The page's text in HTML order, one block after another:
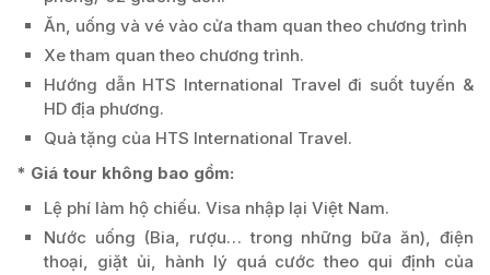
Ăn, uống và vé vào cửa tham quan theo chương trình
Xe tham quan theo chương trình.
Hướng dẫn HTS International Travel đi suốt tuyến &
HD địa phương.
Quà tặng của HTS International Travel.
* Giá tour không bao gồm:
Lệ phí làm hộ chiếu. Visa nhập lại Việt Nam.
Nước uống (Bia, rượu… trong những bữa ăn), điện
thoại, giặt ủi, hành lý quá cước theo qui định của